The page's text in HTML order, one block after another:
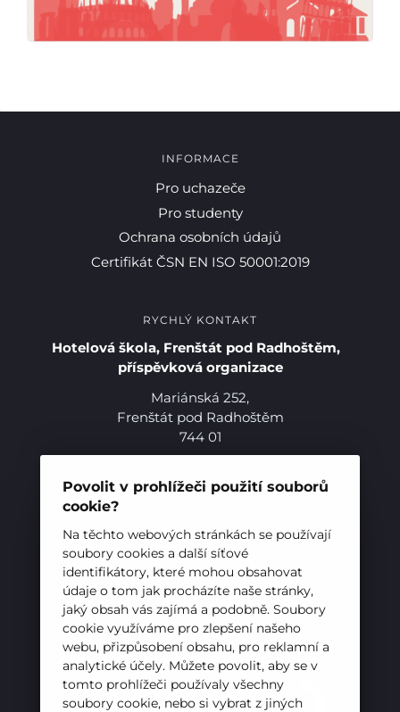
Povolit v prohlížeči použití souborů
cookie?
Na těchto webových stránkách se používají
soubory cookies a další síťové
identifikátory, které mohou obsahovat
údaje o tom jak procházíte naše stránky,
jaký obsah vás zajímá a podobně. Soubory
cookie využíváme pro zlepšení našeho
webu, přizpůsobení obsahu, pro reklamní a
analytické účely. Můžete povolit, aby se v
tomto prohlížeči používaly všechny
soubory cookie, nebo si vybrat z jiných
INFORMACE
Pro uchazeče
Pro studenty
Ochrana osobních údajů
Certifikát ČSN EN ISO 50001:2019
RYCHLÝ KONTAKT
Hotelová škola, Frenštát pod Radhoštěm,
příspěvková organizace
Mariánská 252,
Frenštát pod Radhoštěm
744 01
E-mail:sekretariat@hotelovkafren.cz
Datová schránka: bc5jrez
IČ: 00576441
ZŘIZOVATEL
Hotelová škola, Frenštát pod Radhoštěm je
příspěvkovou organizací zřizovanou
Moravskoslezským krajem